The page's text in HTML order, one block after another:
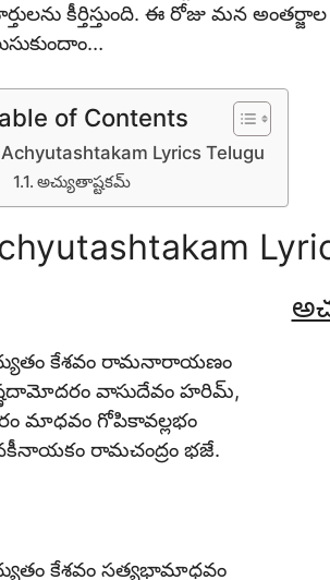
కీర్తిస్తుంది. ఈ రోజు మన
of Contents
Achyutashtakam Lyrics Telugu
అచ్యుతాష్టకమ్
కేశవం రామనారాయణం
వాసుదేవం హరిమ్,
మాధవం గోపికావల్లభం
రామచంద్రం భజే.
కేశవం సత్యభామాధవం